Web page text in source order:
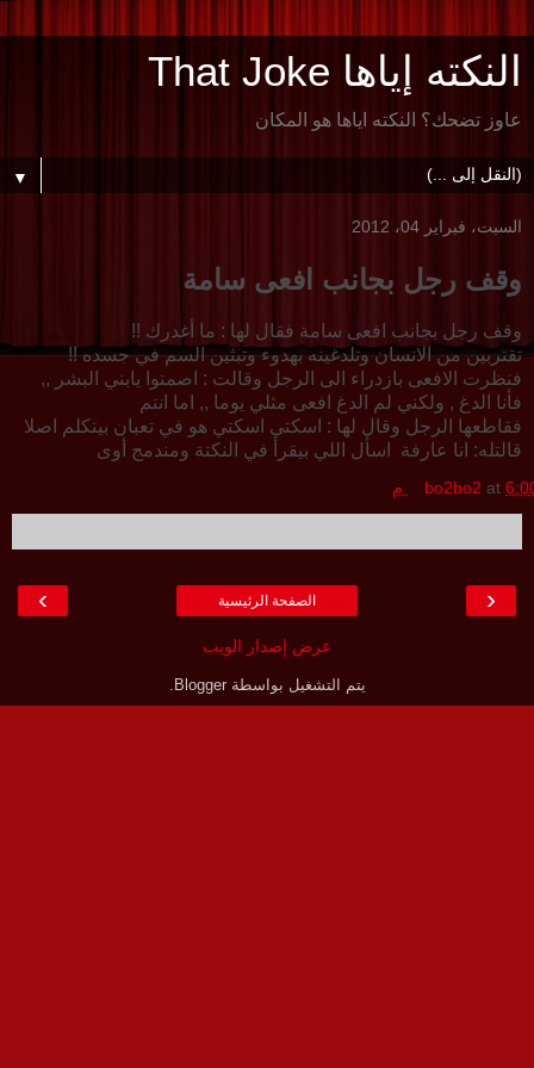
النكته إياها That Joke
عاوز تضحك؟ النكته اياها هو المكان
▼
السبت، فبراير 04، 2012
وقف رجل بجانب افعى سامة
وقف رجل بجانب افعى سامة فقال لها : ما أغدرك !!
تقتربين من الانسان وتلدغينه بهدوء وتبثين السم في جسده !!
فنظرت الافعى بازدراء الى الرجل وقالت : اصمتوا يابني البشر ,,
فأنا الدغ , ولكني لم الدغ افعى مثلي يوما ,, اما انتم
فقاطعها الرجل وقال لها : اسكتي اسكتي هو في تعبان بيتكلم اصلا
قالتله: انا عارفة اسأل اللي بيقرأ في النكتة ومندمج أوى
bo2bo2 atم
‹
› الصفحة الرئيسية
عرض إصدار الويب
يتم التشغيل بواسطةBlogger